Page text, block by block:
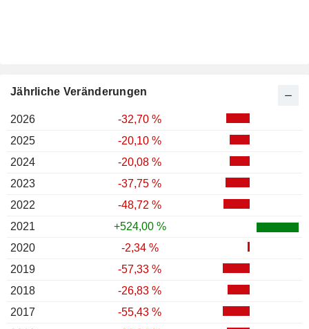
Jährliche Veränderungen
2026
-32,70 %
2025
-20,10 %
2024
-20,08 %
2023
-37,75 %
2022
-48,72 %
2021
+524,00 %
2020
-2,34 %
2019
-57,33 %
2018
-26,83 %
2017
-55,43 %